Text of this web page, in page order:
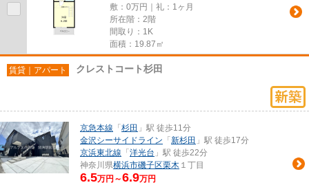
敷：0万円｜礼：1ヶ月
所在階：2階
間取り：1K
面積：19.87㎡
賃貸｜アパート クレストコート杉田
京急本線 「 杉田 」駅 徒歩11分
金沢シーサイドライン 「 新杉田 」駅 徒歩17分
京浜東北線 「 洋光台 」駅 徒歩22分
神奈川県横浜市磯子区栗木 １丁目
6.5万円～6.9万円